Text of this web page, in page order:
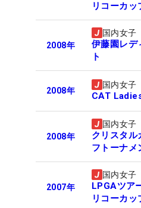
リコーカッ
2008年
国内女子
伊藤園レデ
ト
2008年
国内女子
CAT
2008年
国内女子
クリスタル
フトーナメ
2007年
国内女子
LPGAツア
リコーカッ